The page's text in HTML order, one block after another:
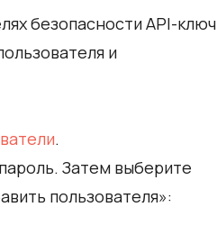
безопасности API-ключ
и
.
Затем выберите
пользователя»: